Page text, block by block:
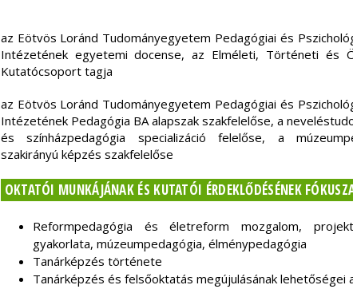
az Eötvös Loránd Tudományegyetem Pedagógiai és
Intézetének egyetemi docense, az Elméleti, Történeti és
Kutatócsoport tagja
az Eötvös Loránd Tudományegyetem Pedagógiai és
Intézetének Pedagógia BA alapszak szakfelelőse, a
és színházpedagógia specializáció felelőse, a
szakirányú képzés szakfelelőse
OKTATÓI MUNKÁJÁNAK ÉS KUTATÓI ÉRDEKLŐDÉSÉNEK
Reformpedagógia és életreform mozgalom,
gyakorlata, múzeumpedagógia, élménypedagógia
Tanárképzés története
Tanárképzés és felsőoktatás megújulásának lehetőségei